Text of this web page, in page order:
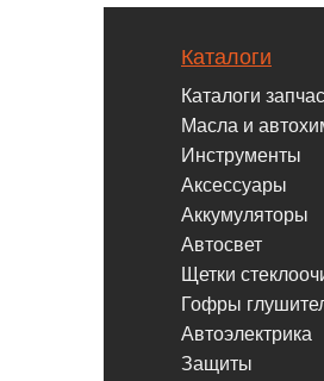
Каталоги
Каталоги
Масла и
Инструменты
Аксессуары
Аккумуляторы
Автосвет
Щетки
Гофры
Автоэлектрика
Защиты